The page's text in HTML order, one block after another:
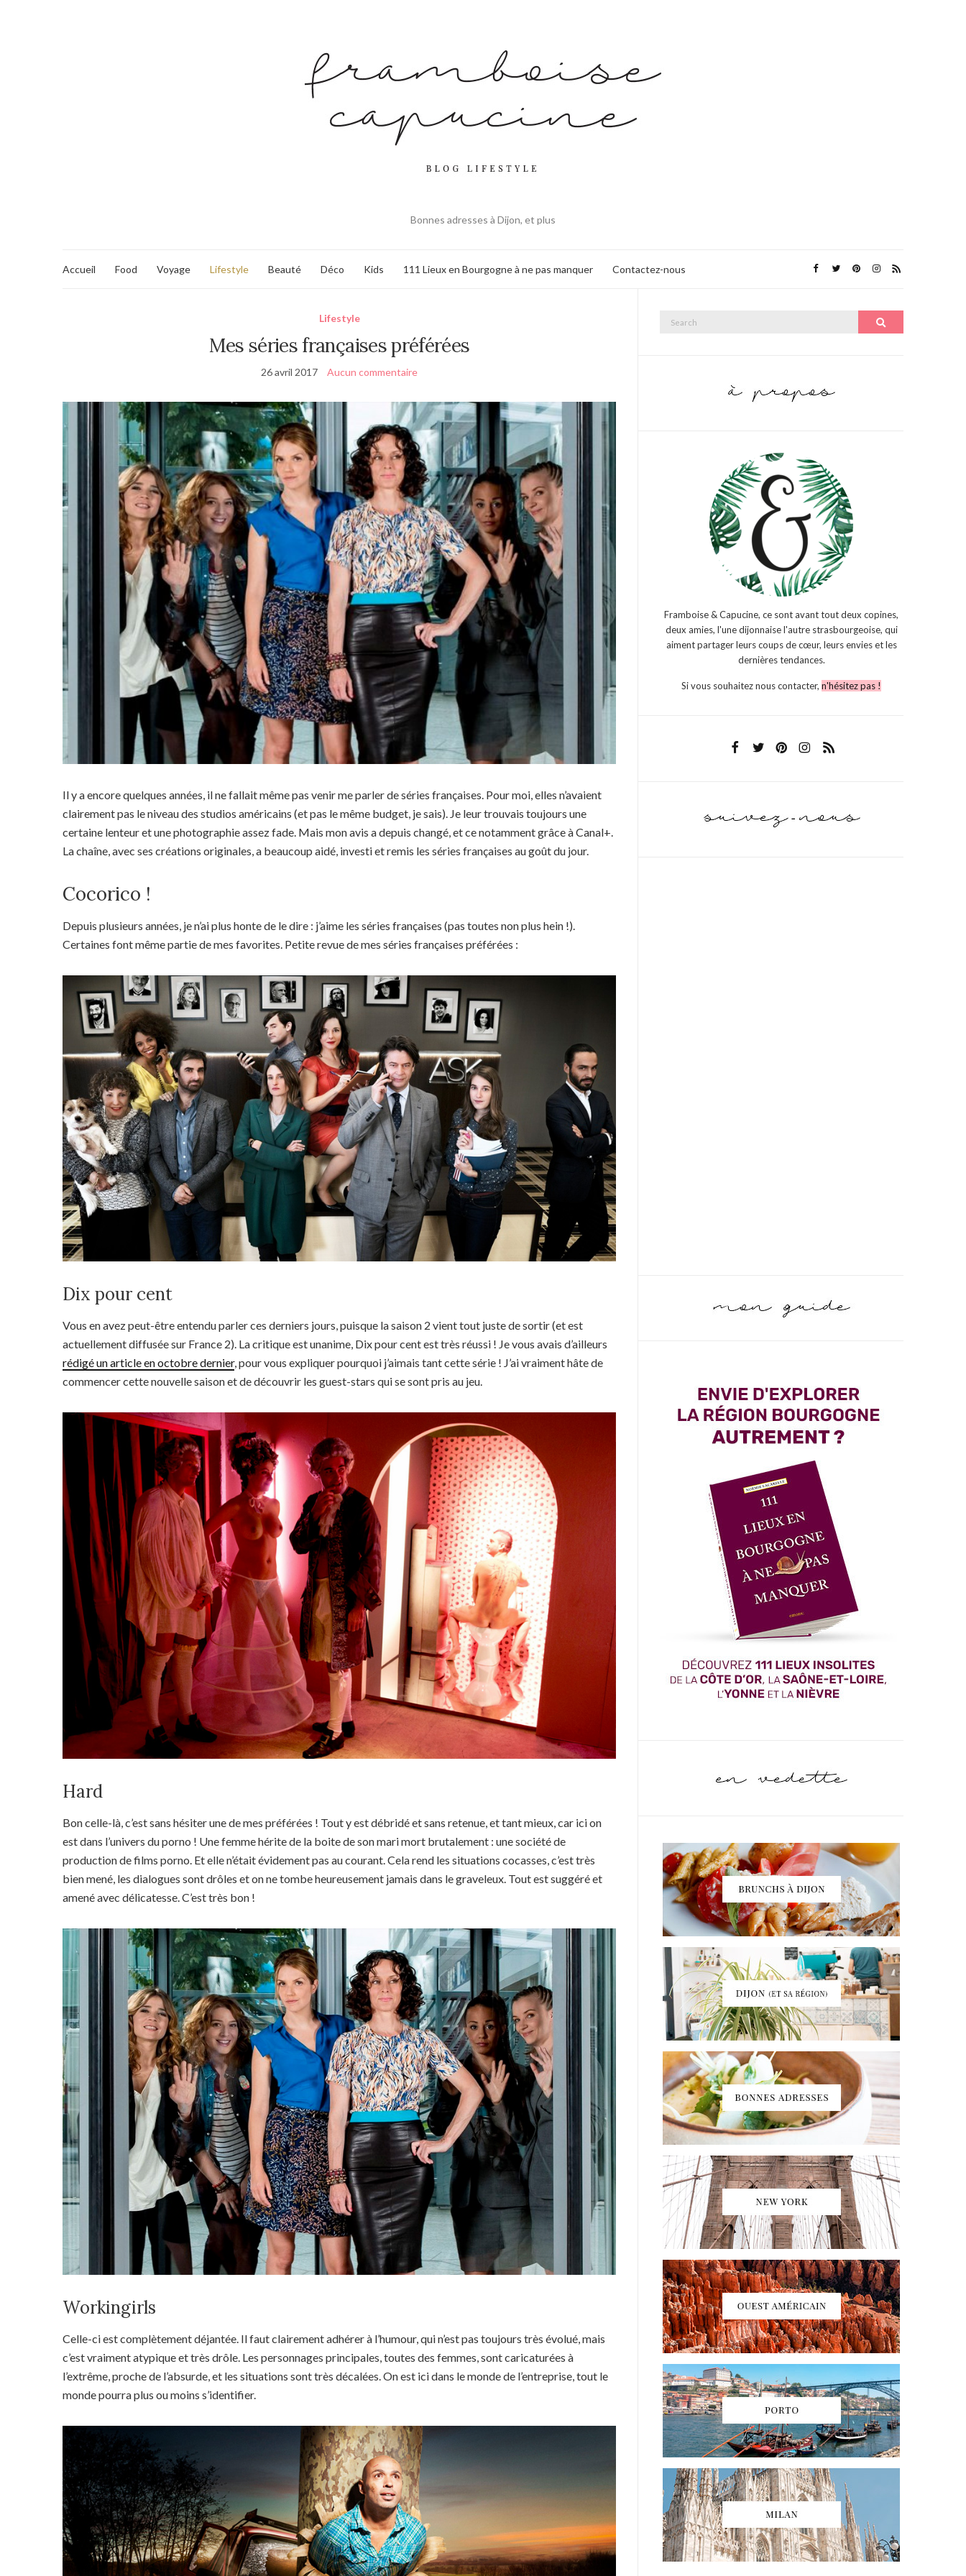
Bonnes adresses à Dijon, et plus
Accueil Food Voyage Lifestyle Beauté Déco Kids 111 Lieux en Bourgogne à ne pas manquer Contactez-nous
Lifestyle
Mes séries françaises préférées
26 avril 2017 Aucun commentaire
Il y a encore quelques années, il ne fallait même pas venir me parler de séries françaises. Pour moi, elles n’avaient
clairement pas le niveau des studios américains (et pas le même budget, je sais). Je leur trouvais toujours une
certaine lenteur et une photographie assez fade. Mais mon avis a depuis changé, et ce notamment grâce à Canal+.
La chaîne, avec ses créations originales, a beaucoup aidé, investi et remis les séries françaises au goût du jour.
Cocorico !
Depuis plusieurs années, je n’ai plus honte de le dire : j’aime les séries françaises (pas toutes non plus hein !).
Certaines font même partie de mes favorites. Petite revue de mes séries françaises préférées :
Dix pour cent
Vous en avez peut-être entendu parler ces derniers jours, puisque la saison 2 vient tout juste de sortir (et est
actuellement diffusée sur France 2). La critique est unanime, Dix pour cent est très réussi ! Je vous avais d’ailleurs
rédigé un article en octobre dernier, pour vous expliquer pourquoi j’aimais tant cette série ! J’ai vraiment hâte de
commencer cette nouvelle saison et de découvrir les guest-stars qui se sont pris au jeu.
Hard
Bon celle-là, c’est sans hésiter une de mes préférées ! Tout y est débridé et sans retenue, et tant mieux, car ici on
est dans l’univers du porno ! Une femme hérite de la boite de son mari mort brutalement : une société de
production de films porno. Et elle n’était évidement pas au courant. Cela rend les situations cocasses, c’est très
bien mené, les dialogues sont drôles et on ne tombe heureusement jamais dans le graveleux. Tout est suggéré et
amené avec délicatesse. C’est très bon !
Workingirls
Celle-ci est complètement déjantée. Il faut clairement adhérer à l’humour, qui n’est pas toujours très évolué, mais
c’est vraiment atypique et très drôle. Les personnages principales, toutes des femmes, sont caricaturées à
l’extrême, proche de l’absurde, et les situations sont très décalées. On est ici dans le monde de l’entreprise, tout le
monde pourra plus ou moins s’identifier.
Search
Framboise & Capucine, ce sont avant tout deux copines,
deux amies, l'une dijonnaise l'autre strasbourgeoise, qui
aiment partager leurs coups de cœur, leurs envies et les
dernières tendances.
Si vous souhaitez nous contacter,n'hésitez pas !